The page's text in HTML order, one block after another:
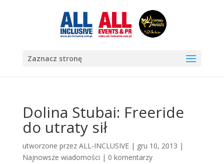
Zaznacz stronę
Dolina Stubai: Freeride
do utraty sił
utworzone przez ALL-INCLUSIVE| gru 10, 2013 |
Najnowsze wiadomości | 0 komentarzy